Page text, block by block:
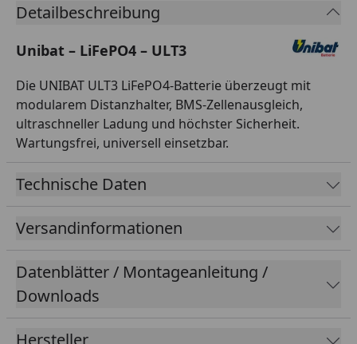
Detailbeschreibung
Unibat – LiFePO4 – ULT3
Die UNIBAT ULT3 LiFePO4-Batterie überzeugt mit
modularem Distanzhalter, BMS-Zellenausgleich,
ultraschneller Ladung und höchster Sicherheit.
Wartungsfrei, universell einsetzbar.
Technische Daten
Versandinformationen
Datenblätter / Montageanleitung /
Downloads
Hersteller